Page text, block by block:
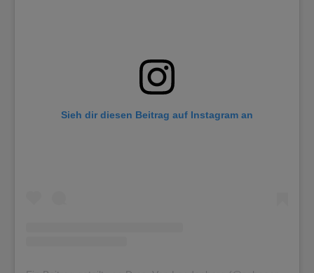
Sieh dir diesen Beitrag auf Instagram an